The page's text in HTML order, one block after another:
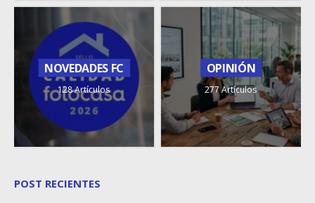
NOVEDADES FC
128 Artículos
OPINIÓN
277 Artículos
POST RECIENTES